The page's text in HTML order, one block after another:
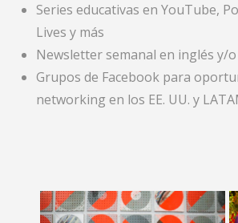
Series educativas en YouTube,
Lives y más
Newsletter semanal en inglés y/
Grupos de Facebook para
networking en los EE. UU. y